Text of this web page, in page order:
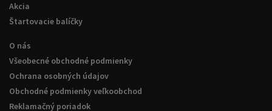
Akcia
Štartovacie balíčky
O nás
Všeobecné obchodné podmienky
Ochrana osobných údajov
Obchodné podmienky veľkoobchod
Reklamačný poriadok